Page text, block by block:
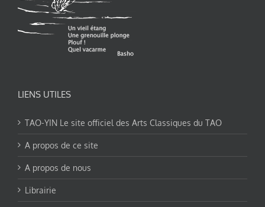
LIENS UTILES
TAO-YIN Le site officiel des Arts Classiques du TAO
A propos de ce site
A propos de nous
Librairie